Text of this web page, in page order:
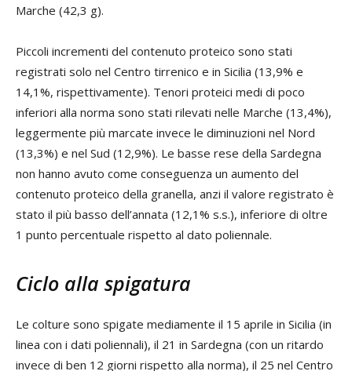
Marche (42,3 g).
Piccoli incrementi del contenuto proteico sono stati
registrati solo nel Centro tirrenico e in Sicilia (13,9% e
14,1%, rispettivamente). Tenori proteici medi di poco
inferiori alla norma sono stati rilevati nelle Marche (13,4%),
leggermente più marcate invece le diminuzioni nel Nord
(13,3%) e nel Sud (12,9%). Le basse rese della Sardegna
non hanno avuto come conseguenza un aumento del
contenuto proteico della granella, anzi il valore registrato è
stato il più basso dell’annata (12,1% s.s.), inferiore di oltre
1 punto percentuale rispetto al dato poliennale.
Ciclo alla spigatura
Le colture sono spigate mediamente il 15 aprile in Sicilia (in
linea con i dati poliennali), il 21 in Sardegna (con un ritardo
invece di ben 12 giorni rispetto alla norma), il 25 nel Centro